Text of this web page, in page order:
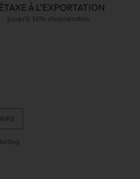
À L'EXPORTATION
jusqu’à 16% d’exonération